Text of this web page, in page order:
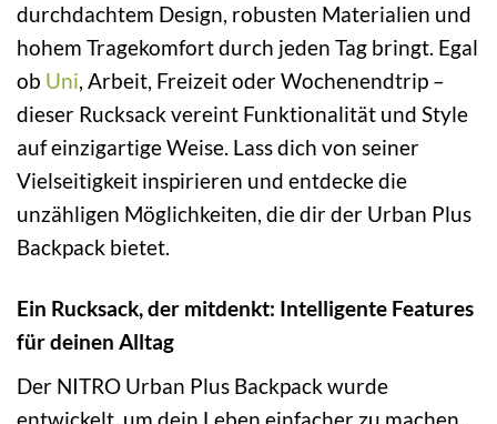
durchdachtem Design, robusten Materialien und
hohem Tragekomfort durch jeden Tag bringt. Egal
ob Uni, Arbeit, Freizeit oder Wochenendtrip –
dieser Rucksack vereint Funktionalität und Style
auf einzigartige Weise. Lass dich von seiner
Vielseitigkeit inspirieren und entdecke die
unzähligen Möglichkeiten, die dir der Urban Plus
Backpack bietet.
Ein Rucksack, der mitdenkt: Intelligente Features
für deinen Alltag
Der NITRO Urban Plus Backpack wurde
entwickelt, um dein Leben einfacher zu machen.